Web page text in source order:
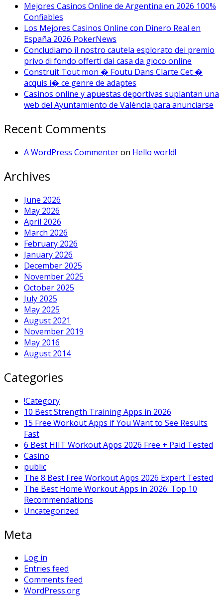
Mejores Casinos Online de Argentina en 2026 100%
Confiables
Los Mejores Casinos Online con Dinero Real en
España 2026 PokerNews
Concludiamo il nostro cautela esplorato dei premio
privo di fondo offerti dai casa da gioco online
Construit Tout mon � Foutu Dans Clarte Cet �
acquis i� ce genre de adaptes
Casinos online y apuestas deportivas suplantan una
web del Ayuntamiento de València para anunciarse
Recent Comments
A WordPress Commenteron Hello world!
Archives
June 2026
May 2026
April 2026
March 2026
February 2026
January 2026
December 2025
November 2025
October 2025
July 2025
May 2025
August 2021
November 2019
May 2016
August 2014
Categories
!Category
10 Best Strength Training Apps in 2026
15 Free Workout Apps if You Want to See Results
Fast
6 Best HIIT Workout Apps 2026 Free + Paid Tested
Casino
public
The 8 Best Free Workout Apps 2026 Expert Tested
The Best Home Workout Apps in 2026: Top 10
Recommendations
Uncategorized
Meta
Log in
Entries feed
Comments feed
WordPress.org